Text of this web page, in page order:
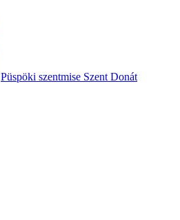
Püspöki szentmise Szent Donát